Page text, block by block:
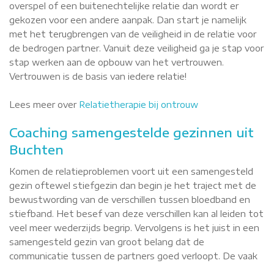
overspel of een buitenechtelijke relatie dan wordt er
gekozen voor een andere aanpak. Dan start je namelijk
met het terugbrengen van de veiligheid in de relatie voor
de bedrogen partner. Vanuit deze veiligheid ga je stap voor
stap werken aan de opbouw van het vertrouwen.
Vertrouwen is de basis van iedere relatie!
Lees meer over Relatietherapie bij ontrouw
Coaching samengestelde gezinnen uit
Buchten
Komen de relatieproblemen voort uit een samengesteld
gezin oftewel stiefgezin dan begin je het traject met de
bewustwording van de verschillen tussen bloedband en
stiefband. Het besef van deze verschillen kan al leiden tot
veel meer wederzijds begrip. Vervolgens is het juist in een
samengesteld gezin van groot belang dat de
communicatie tussen de partners goed verloopt. De vaak